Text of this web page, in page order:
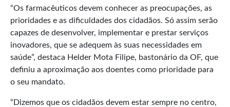
“Os farmacêuticos devem conhecer as preocupações, as
prioridades e as dificuldades dos cidadãos. Só assim serão
capazes de desenvolver, implementar e prestar serviços
inovadores, que se adequem às suas necessidades em
saúde”, destaca Helder Mota Filipe, bastonário da OF, que
definiu a aproximação aos doentes como prioridade para
o seu mandato.
“Dizemos que os cidadãos devem estar sempre no centro,